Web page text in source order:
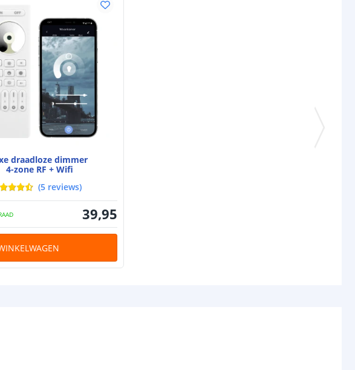
Bescherming
Materiaal waterdichte
bescherming (IP65/67)
Achtergrondkleur strip (PCB)
Plakstrip
Dikte led strip
Aansluiting begin
Aansluiting einde
draadloze dimmer
4-zone RF + Wifi
(5 reviews)
39,95